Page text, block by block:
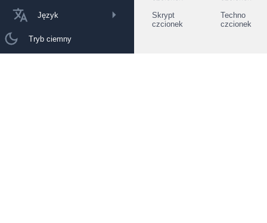
Język
Tryb ciemny
Skrypt
czcionek
Techno
czcionek